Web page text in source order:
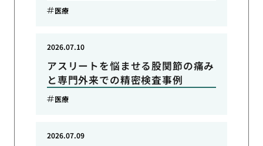
医療
アスリートを悩ませる股関節の痛み
と専門外来での精密検査事例
2026.07.10
医療
2026.07.09